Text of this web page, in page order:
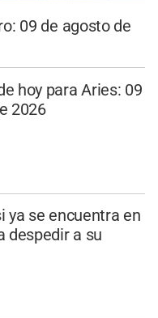
09 de agosto de
hoy para Aries: 09
2026
ya se encuentra en
despedir a su